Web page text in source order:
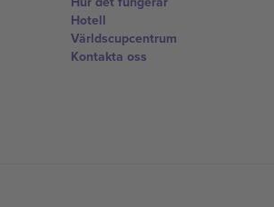
Hotell
Världscupcentrum
Kontakta oss